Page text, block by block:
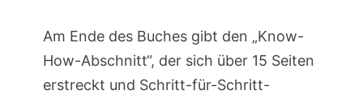
Am Ende des Buches gibt den „Know-
How-Abschnitt“, der sich über 15 Seiten
erstreckt und Schritt-für-Schritt-